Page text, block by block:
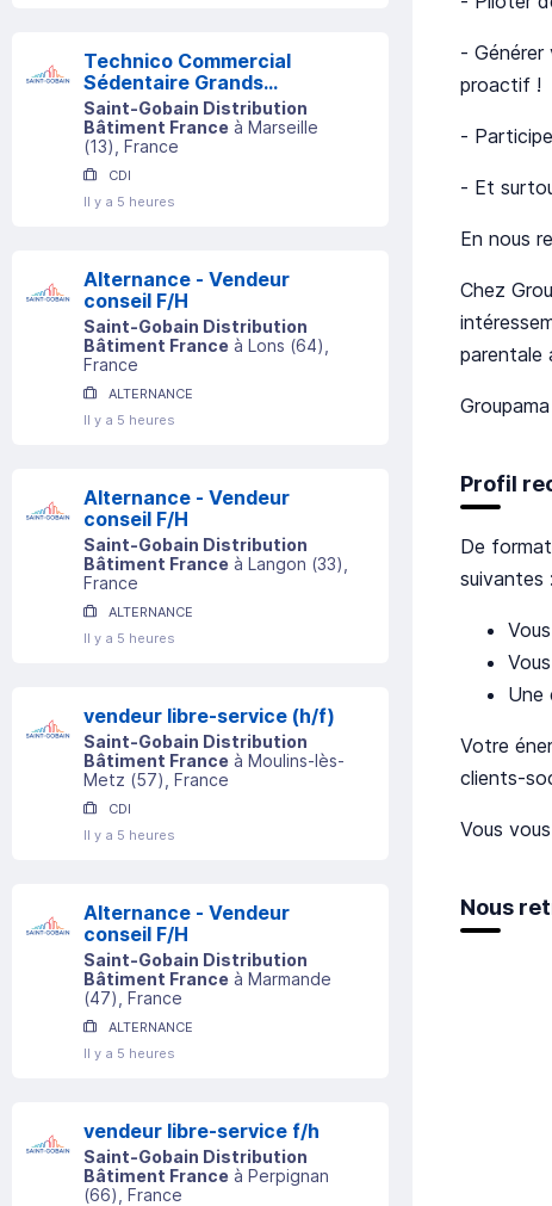
Technico Commercial
Sédentaire Grands
Comptes (h/f)
Saint-Gobain Distribution
Bâtiment France à Marseille
(13) , France
CDI
Il y a 5 heures
Alternance - Vendeur
conseil F/H
Saint-Gobain Distribution
Bâtiment France à Lons (64)
France
ALTERNANCE
Il y a 5 heures
Alternance - Vendeur
conseil F/H
Saint-Gobain Distribution
Bâtiment France à Langon (33)
France
ALTERNANCE
Il y a 5 heures
vendeur libre-service (h/f)
Saint-Gobain Distribution
Bâtiment France à Moulins-lès-
Metz (57) , France
CDI
Il y a 5 heures
Alternance - Vendeur
conseil F/H
Saint-Gobain Distribution
Bâtiment France à Marmande
(47) , France
ALTERNANCE
Il y a 5 heures
vendeur libre-service f/h
Saint-Gobain Distribution
Bâtiment France à Perpignan
(66) , France
-
proactif !
-
- Et
En nous
Chez
parentale
Profil
De
suivantes :
Une
Votre
clients-
Vous
Nous